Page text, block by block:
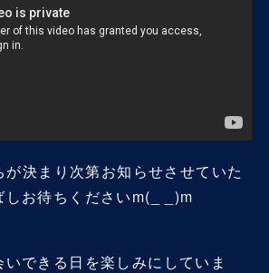
が決まり次第お知らせさせていた
しお待ちくださいm(_ _)m
できる日を楽しみにしていま